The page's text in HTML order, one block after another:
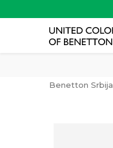
Benetton Srbija